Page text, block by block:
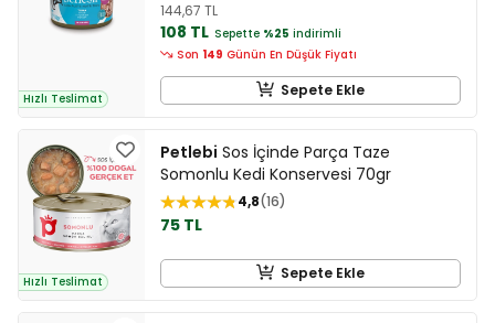
Hızlı Teslimat
144,67 TL
108 TL Sepette %25 indirimli
Son 149 Günün En Düşük Fiyatı
Sepete Ekle
Hızlı Teslimat
Petlebi Sos İçinde Parça Taze
Somonlu Kedi Konservesi 70gr
4,8 16
75 TL
Sepete Ekle